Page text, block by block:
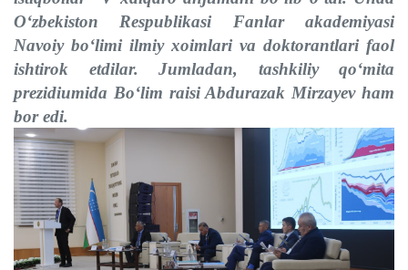
O‘zbekiston Respublikasi Fanlar akademiyasi
Navoiy bo‘limi ilmiy xoimlari va doktorantlari faol
ishtirok etdilar. Jumladan, tashkiliy qo‘mita
prezidiumida Bo‘lim raisi Abdurazak Mirzayev ham
bor edi.